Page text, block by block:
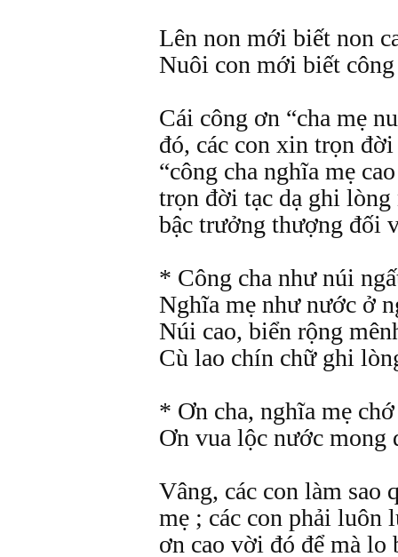
Lên non mới biết non
Nuôi con mới biết
Cái công ơn “cha mẹ
đó, các con xin trọn
“công cha nghĩa mẹ
trọn đời tạc dạ ghi lòng
bậc trưởng thượng đối
* Công cha như núi
Nghĩa mẹ như nước ở
Núi cao, biển rộng
Cù lao chín chữ ghi
* Ơn cha, nghĩa mẹ
Ơn vua lộc nước mong
Vâng, các con làm sao
mẹ ; các con phải luôn
ơn cao vời đó để mà lo